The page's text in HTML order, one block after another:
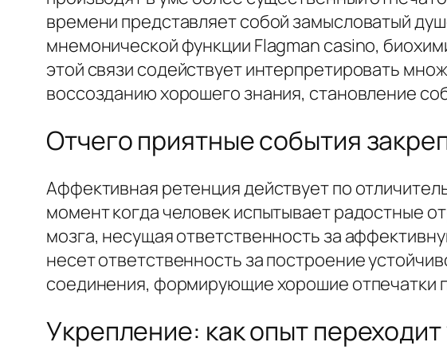
времени представляет собой замысловатый
мнемонической функции Flagman casino,
этой связи содействует интерпретировать
воссозданию хорошего знания, становление
Отчего приятные события
Аффективная ретенция действует по
момент когда человек испытывает радостные
мозга, несущая ответственность за
несет ответственность за построение
соединения, формирующие хорошие отпечатки
Укрепление: как опыт